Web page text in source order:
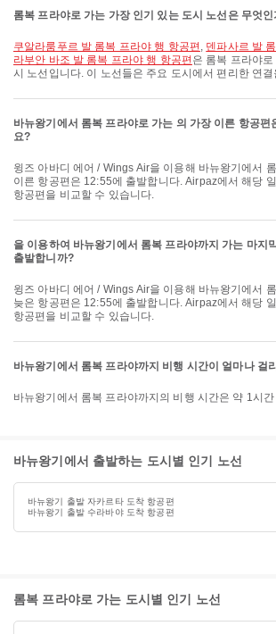
롬복 프라야로 가는 가장 인기 있는 도시 노선은 무엇인
쿠알라룸푸르 발 롬복 프라야 행 항공편 , 덴파사르 발
라부안 바조 발 롬복 프라야 행 항공편 은 롬복 프라야
시 노선입니다. 이 노선들은 주요 도시에서 편리한 연
바뉴왕기에서 롬복 프라야로 가는 의 가장 이른 항공편
요?
윙즈 아바디 에어 / Wings Air을 이용해 바뉴왕기에서 롬복 프라야로 가는 가장
이른 항공편은 12:55에 출발합니다. Airpaz에서 해당
항공편을 비교할 수 있습니다.
을 이용하여 바뉴왕기에서 롬복 프라야까지 가는 마지
출발합니까?
윙즈 아바디 에어 / Wings Air을 이용해 바뉴왕기에서 롬복 프라야로 가는 가장
늦은 항공편은 12:55에 출발합니다. Airpaz에서 해당
항공편을 비교할 수 있습니다.
바뉴왕기에서 롬복 프라야까지 비행 시간이 얼마나 걸
바뉴왕기에서 롬복 프라야까지의 비행 시간은 약 1시
바뉴왕기에서 출발하는 도시별 인기 노선
바뉴왕기 출발 자카르타 도착 항공편
바뉴왕기 출발 수라바야 도착 항공편
롬복 프라야로 가는 도시별 인기 노선